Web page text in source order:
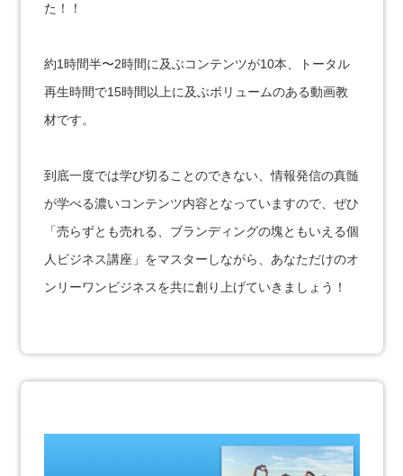
た！！
約1時間半〜2時間に及ぶコンテンツが10本、トータル
再生時間で15時間以上に及ぶボリュームのある動画教
材です。
到底一度では学び切ることのできない、情報発信の真髄
が学べる濃いコンテンツ内容となっていますので、ぜひ
「売らずとも売れる、ブランディングの塊ともいえる個
人ビジネス講座」をマスターしながら、あなただけのオ
ンリーワンビジネスを共に創り上げていきましょう！